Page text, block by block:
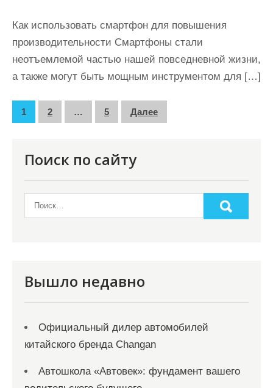
Как использовать смартфон для повышения
производительности Смартфоны стали
неотъемлемой частью нашей повседневной жизни,
а также могут быть мощным инструментом для […]
П
1 2 … 5 Далее
Поиск по сайту
Вышло недавно
Официальный дилер автомобилей
китайского бренда Changan
Автошкола «Автовек»: фундамент вашего